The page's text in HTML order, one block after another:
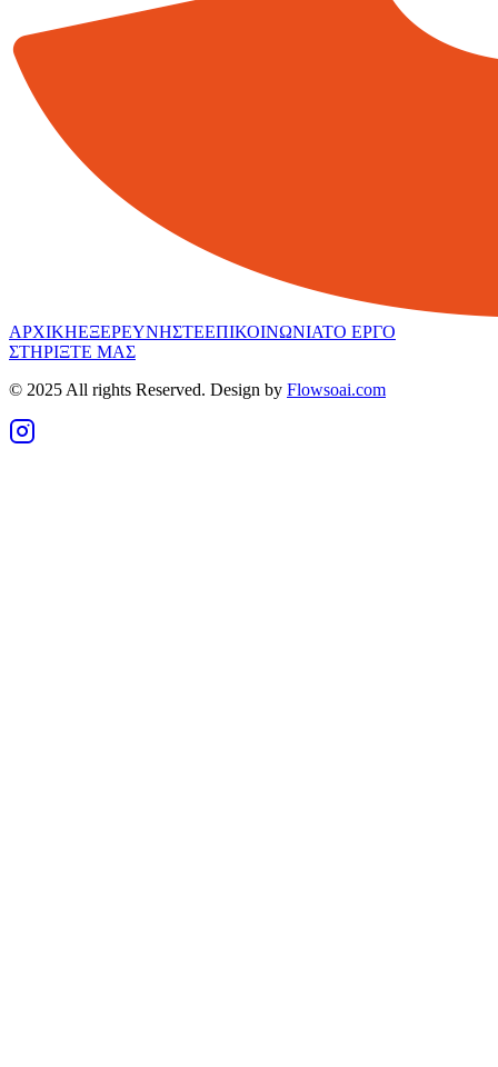
ΑΡΧΙΚΗΕΞΕΡΕΥΝΗΣΤΕΕΠΙΚΟΙΝΩΝΙΑΤΟ ΕΡΓΟ
ΣΤΗΡΙΞΤΕ ΜΑΣ
© 2025 All rights Reserved. Design by Flowsoai.com